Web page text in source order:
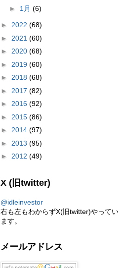
► 1月 (6)
► 2022 (68)
► 2021 (60)
► 2020 (68)
► 2019 (60)
► 2018 (68)
► 2017 (82)
► 2016 (92)
► 2015 (86)
► 2014 (97)
► 2013 (95)
► 2012 (49)
X (旧twitter)
@idleinvestor
右も左もわからずX(旧twitter)やってい
ます。
メールアドレス